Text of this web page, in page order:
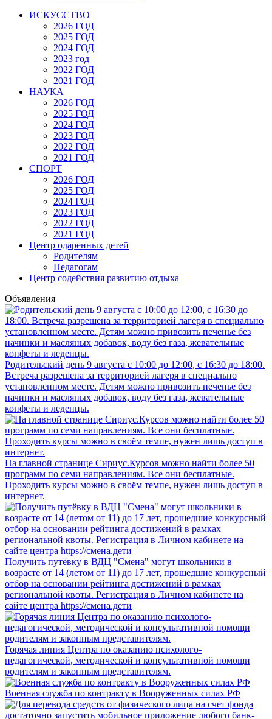
ИСКУССТВО
2026 ГОД
2025 ГОД
2024 ГОД
2023 год
2022 ГОД
2021 ГОД
НАУКА
2026 ГОД
2025 ГОД
2024 ГОД
2023 ГОД
2022 ГОД
2021 ГОД
СПОРТ
2026 ГОД
2025 ГОД
2024 ГОД
2023 ГОД
2022 ГОД
2021 ГОД
Центр одаренных детей
Родителям
Педагогам
Центр содействия развитию отдыха
Объявления
Родительский день 9 августа с 10:00 до 12:00, с 16:30 до 18:00.
Встреча разрешена за территорией лагеря в специально
установленном месте. Детям можно привозить печенье без
начинки и масляных добавок, воду без газа, жевательные
конфеты и леденцы.
На главной странице Сириус.Курсов можно найти более 50
программ по семи направлениям. Все они бесплатные.
Проходить курсы можно в своём темпе, нужен лишь доступ в
интернет.
Получить путёвку в ВДЦ "Смена" могут школьники в
возрасте от 14 (летом от 11) до 17 лет, прошедшие конкурсный
отбор на основании рейтинга достижений в рамках
региональной квоты. Регистрация в Личном кабинете на
сайте центра https://смена.дети
Горячая линия Центра по оказанию психолого-
педагогической, методической и консультативной помощи
родителям и законным представителям.
Военная служба по контракту в Вооруженных силах РФ